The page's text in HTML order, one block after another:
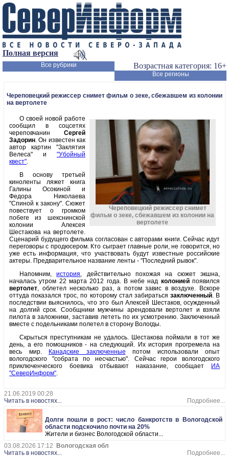
Полная версия
Возрастная категория: 16+
Все рубрики
Все регионы
Череповецкий режиссер снимет фильм о зеке, сбежавшем из колонии
на вертолете
Череповецкий режиссер снимет
фильм о зеке, сбежавшем из колонии на
вертолете
О своей новой работе
сообщил в соцсетях
череповчанин Сергей
Задорин. Он известен как
автор картин "Заклятия
Велеса" и "Убойный
квест".
В основу третьей
киноленты ляжет книга
Галины Осокиной и
Федора Николаева
"Спиной к закону". Сюжет
повествует о громком
побеге из шекснинской
колонии Алексея
Шестакова на вертолете.
Сценарий будущего фильма согласован с авторами книги. Сейчас идут
переговоры с продюсером. Кто сыграет главные роли, не говорится, но
уже есть информация, что участвовать будут известные российские
актеры. Предварительное название ленты - "Последний рывок".
Напомним,история, действительно похожая на сюжет экшна,
началась утром 22 марта 2012 года. В небе над колониейпоявился
вертолет, облетел несколько раз, а потом завис в воздухе. Вскоре
оттуда показался трос, по которому стал забираться заключенный. В
последствии выяснилось, что это был Алексей Шестаков, осужденный
на долгий срок. Сообщники мужчины арендовали вертолет и взяли
пилота в заложники, заставив лететь по их усмотрению. Заключенный
вместе с подельниками полетел в сторону Вологды.
Скрыться преступникам не удалось. Шестакова поймали в тот же
день, а его помощников - на следующий. Их история прогремела на
весь мир.
Канадские заключенные потом использовали опыт
вологодского "собрата по несчастью". Сейчас герои вологодского
приключенческого боевика отбывают наказание, сообщает
ИА
"СеверИнформ".
21.06.2019 00:28
Читать в новостях...
Подробнее...
Долги пошли в рост: число банкротств в Вологодской
области подскочило почти на 20%
Жители и бизнес Вологодской области...
03.08.2026 17:12
Вологодская обл
Читать в новостях...
Подробнее...